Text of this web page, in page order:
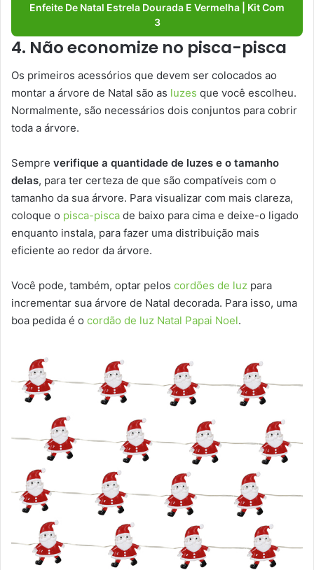
Enfeite De Natal Estrela Dourada E Vermelha | Kit Com
3
4. Não economize no pisca-pisca
Os primeiros acessórios que devem ser colocados ao
montar a árvore de Natal são as luzes que você escolheu.
Normalmente, são necessários dois conjuntos para cobrir
toda a árvore.
Sempre verifique a quantidade de luzes e o tamanho
delas, para ter certeza de que são compatíveis com o
tamanho da sua árvore. Para visualizar com mais clareza,
coloque o pisca-pisca de baixo para cima e deixe-o ligado
enquanto instala, para fazer uma distribuição mais
eficiente ao redor da árvore.
Você pode, também, optar pelos cordões de luz para
incrementar sua árvore de Natal decorada. Para isso, uma
boa pedida é o cordão de luz Natal Papai Noel.